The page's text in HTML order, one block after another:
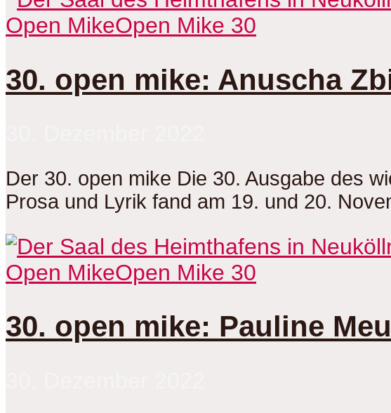
Open MikeOpen Mike 30
30. open mike: Anuscha
Der 30. open mike Die 30. Ausgabe des
Prosa und Lyrik fand am 19. und 20.
Open MikeOpen Mike 30
30. open mike: Pauline